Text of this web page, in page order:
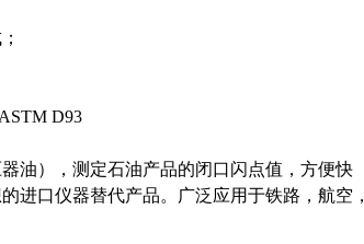
D93
油），测定石油产品的闭口闪点值，方便快
进口仪器替代产品。广泛应用于铁路，航空，